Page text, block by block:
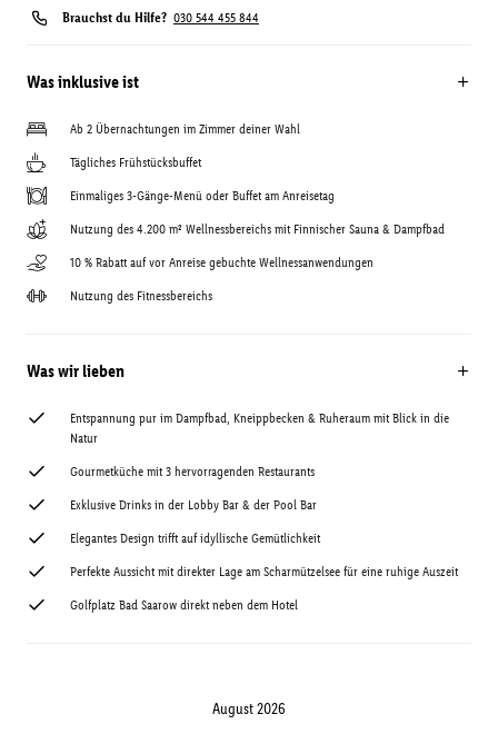
Brauchst du Hilfe? 030 544 455 844
Was inklusive ist
Ab 2 Übernachtungen im Zimmer deiner Wahl
Tägliches Frühstücksbuffet
Einmaliges 3-Gänge-Menü oder Buffet am Anreisetag
Nutzung des 4.200 m² Wellnessbereichs mit Finnischer Sauna & Dampfbad
10 % Rabatt auf vor Anreise gebuchte Wellnessanwendungen
Nutzung des Fitnessbereichs
Was wir lieben
Entspannung pur im Dampfbad, Kneippbecken & Ruheraum mit Blick in die
Natur
Gourmetküche mit 3 hervorragenden Restaurants
Exklusive Drinks in der Lobby Bar & der Pool Bar
Elegantes Design trifft auf idyllische Gemütlichkeit
Perfekte Aussicht mit direkter Lage am Scharmützelsee für eine ruhige Auszeit
Golfplatz Bad Saarow direkt neben dem Hotel
August 2026